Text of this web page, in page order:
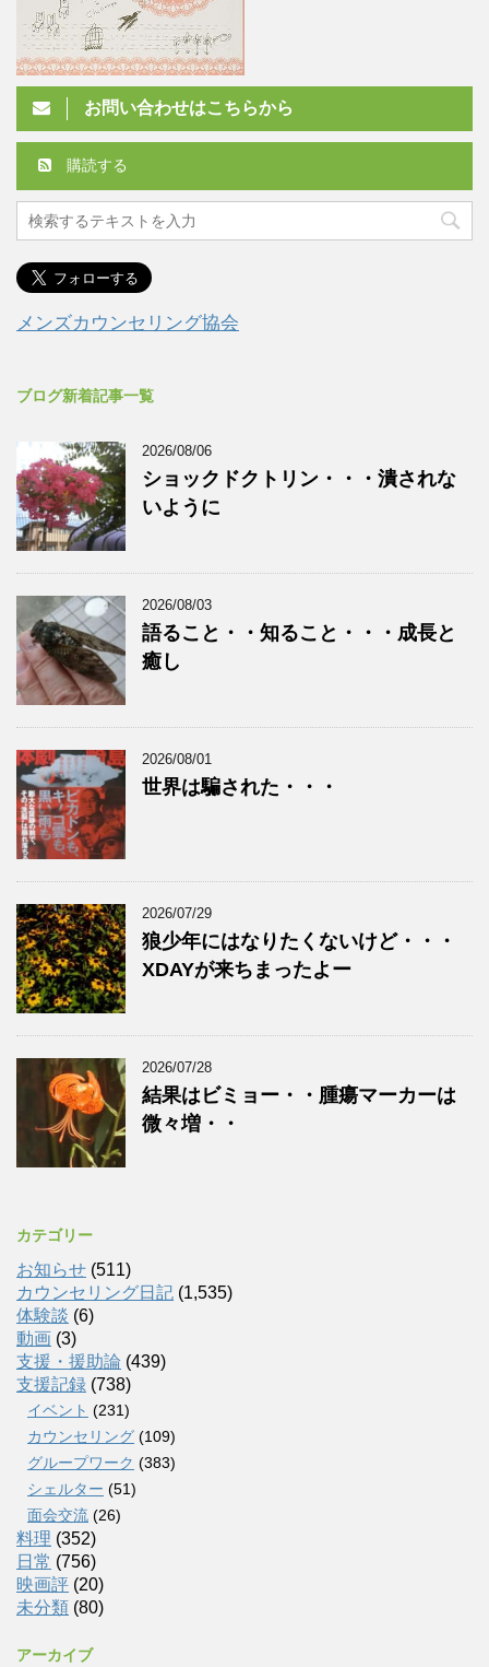
お問い合わせはこちらから
購読する
メンズカウンセリング協会
ブログ新着記事一覧
2026/08/06
ショックドクトリン・・・潰されな
いように
2026/08/03
語ること・・知ること・・・成長と
癒し
2026/08/01
世界は騙された・・・
2026/07/29
狼少年にはなりたくないけど・・・
XDAYが来ちまったよー
2026/07/28
結果はビミョー・・腫瘍マーカーは
微々増・・
カテゴリー
お知らせ (511)
カウンセリング日記 (1,535)
体験談 (6)
動画 (3)
支援・援助論 (439)
支援記録 (738)
イベント (231)
カウンセリング (109)
グループワーク (383)
シェルター (51)
面会交流 (26)
料理 (352)
日常 (756)
映画評 (20)
未分類 (80)
アーカイブ